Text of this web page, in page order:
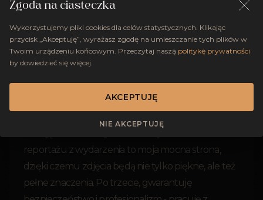
Po pierwsze, specjalizuję się w fotografowaniu
chrztów, co gwarantuje moje doświadczenie i
reportażu z wydarzenia to moja mocna strona,
dzięki czemu zdjęcia będą nie tylko piękne, ale też
pełne znaczenia. Po trzecie, gwarantuję
Zgoda na ciasteczka
Wykorzystujemy pliki cookies dla celów statystycznych. Klikając
przycisk „Akceptuję”, wyrażasz zgodę na umieszczanie tych plików w
Twoim urządzeniu końcowym. Przeczytaj naszą politykę prywatności
by dowiedzieć się więcej.
AKCEPTUJĘ
NIE AKCEPTUJĘ